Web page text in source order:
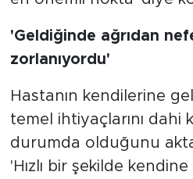
'Geldiğinde ağrıdan
zorlanıyordu'
Hastanın kendilerine
temel ihtiyaçlarını dahi
durumda olduğunu
'Hızlı bir şekilde